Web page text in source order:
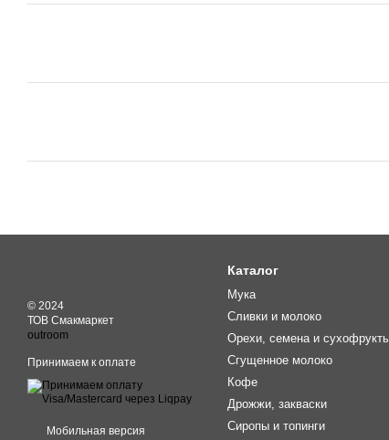
© 2024
ТОВ Смакмаркет
outroom
Принимаем к оплате
Мобильная версия
Каталог
Мука
Сливки и молоко
Орехи, семена и
Сгущенное молоко
Кофе
Дрожжи, закваски
Сиропы и топинги